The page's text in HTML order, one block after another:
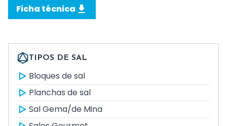
Ficha técnica
TIPOS DE SAL
Bloques de sal
Planchas de sal
Sal Gema/de Mina